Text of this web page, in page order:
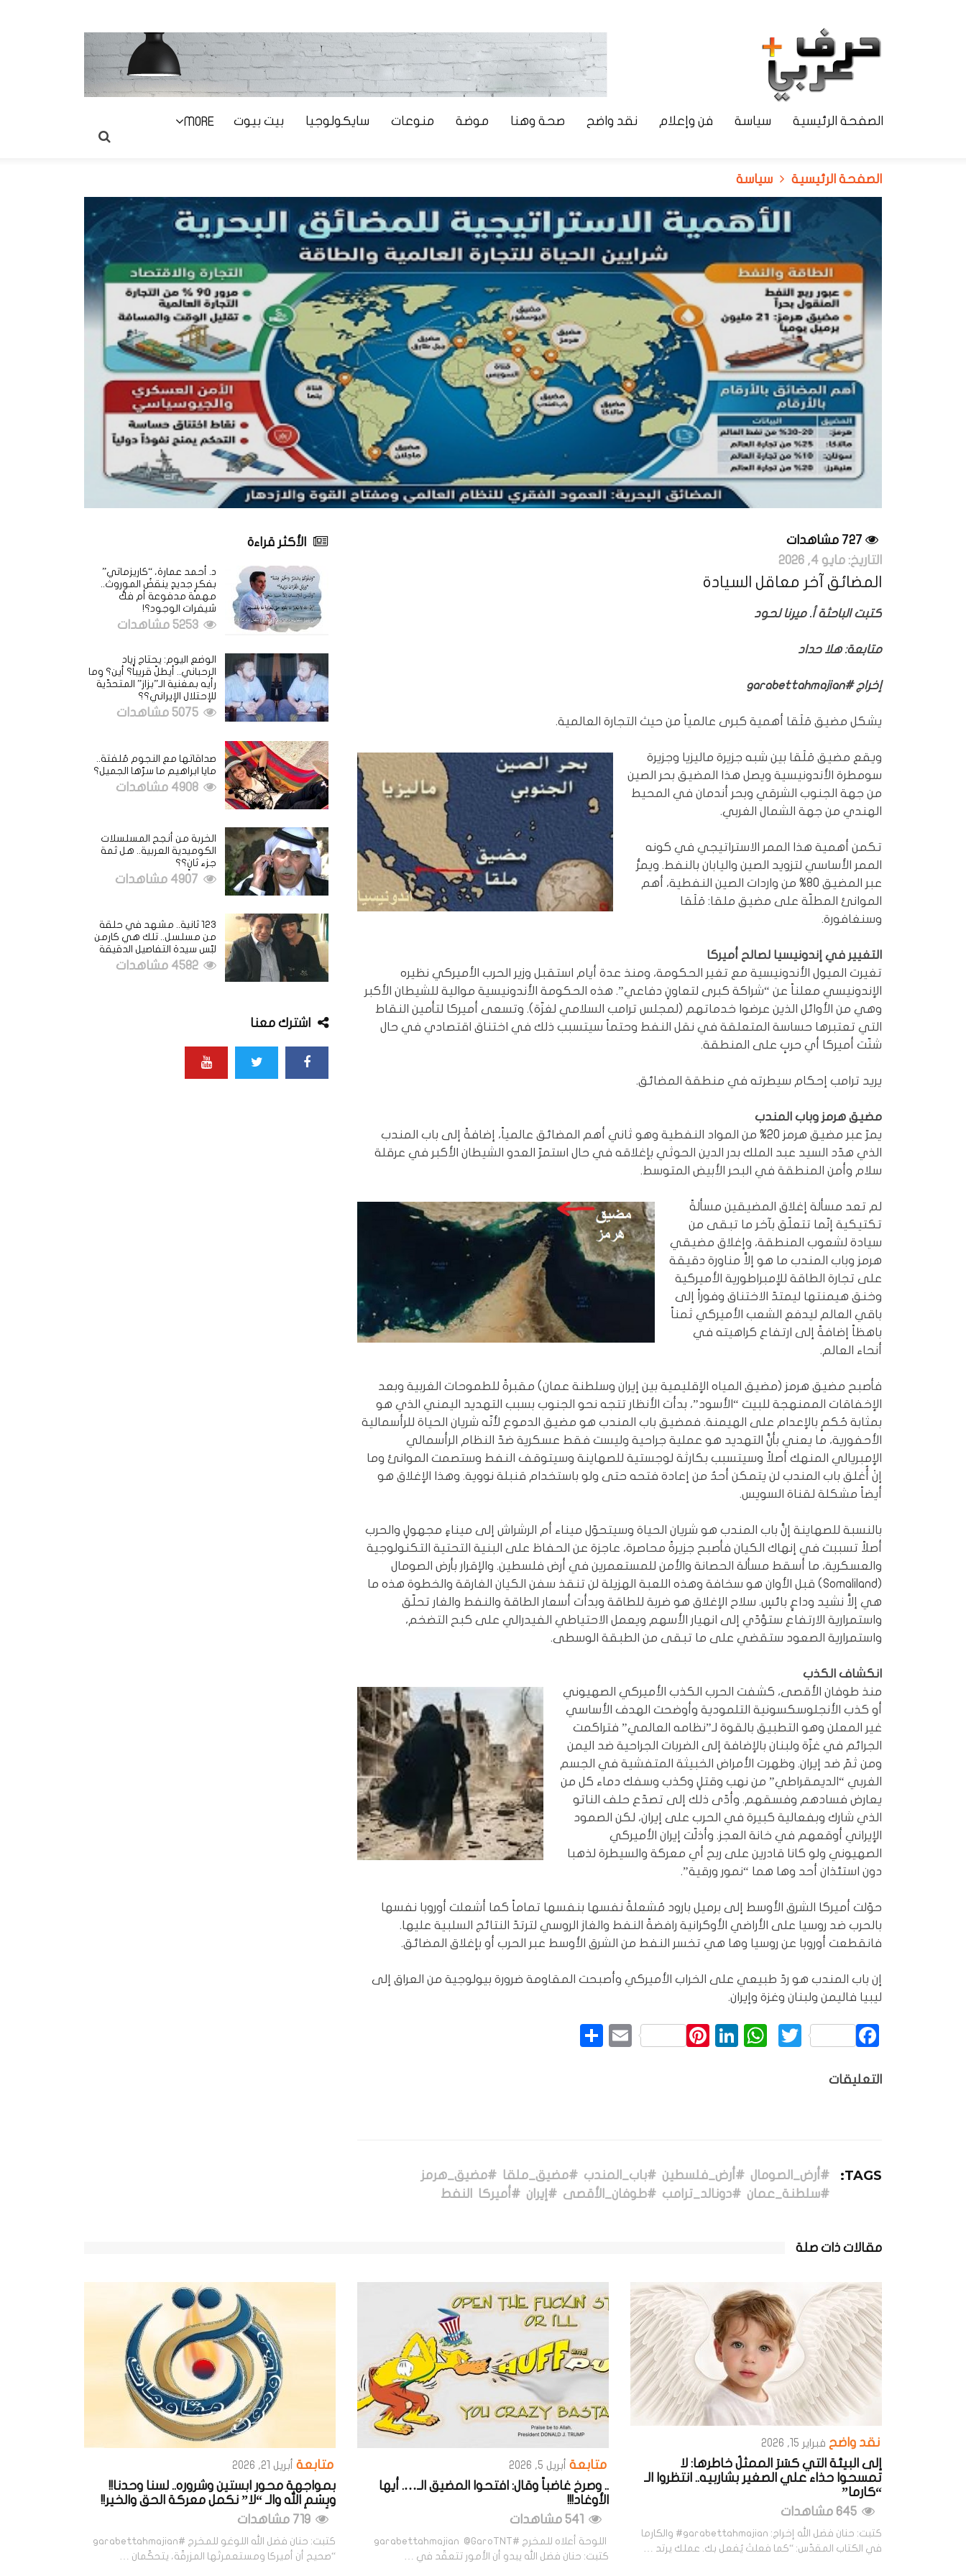
الصفحة الرئيسية سياسة فن وإعلام نقد واضح صحة وهنا موضة منوعات سايكولوجيا بيت بيوت MORE
الصفحة الرئيسية سياسة
التاريخ: مايو 4, 2026
المضائق آخر معاقل السيادة
كتبت الباحثة أ. ميرنا لحود
متابعة: هلا حداد
إخراج #garabettahmajian
يشكل مضيق مَلَقا أهمية كبرى عالمياً من حيث التجارة العالمية.
ويقع مضيق مَلَقا بين شبه جزيرة ماليزيا وجزيرة
سومطرة الأندونيسية ويصل هذا المضيق بحر الصين
من جهة الجنوب الشرقي وبحر أندمان في المحيط
الهندي من جهة الشمال الغربي.
تكمن أهمية هذا الممر الاستراتيجي في كونه
الممر الأساسي لتزويد الصين واليابان بالنفط. ويمرُّ
عبر المضيق 80% من واردات الصين النفطية، أهم
الموانئ المطلّة على مضيق ملقا: مَلَقا
وسنغافورة.
التغيير في إندونيسيا لصالح أميركا
تغيرت الميول الأندونيسية مع تغير الحكومة، ومنذ عدة أيام استقبل وزير الحرب الأميركي نظيره
الإندونيسي معلناً عن “شراكة كبرى لتعاونٍ دفاعي”. هذه الحكومة الأندونيسية موالية للشيطان الأكبر
وهي من الأوائل الذين عرضوا خدماتهم (لمجلس ترامب السلامي لغزّة). وتسعى أميركا لتأمين النقاط
التي تعتبرها حساسة المتعلقة في نقل النفط وحتماً سيتسبب ذلك في اختناق اقتصادي في حال
شنّت أميركا أي حربٍ على المنطقة.
يريد ترامب إحكام سيطرته في منطقة المضائق.
مضيق هرمز وباب المندب
يمرّ عبر مضيق هرمز 20% من المواد النفطية وهو ثاني أهم المضائق عالمياً، إضافةً إلى باب المندب
الذي هدّد السيد عبد الملك بدر الدين الحوثي بإغلاقه في حال استمرّ العدو الشيطان الأكبر في عرقلة
سلام وأمن المنطقة في البحر الأبيض المتوسط.
لم تعد مسألة إغلاق المضيقين مسألةً
تكتيكية إنّما تتعلّق بآخر ما تبقى من
سيادة لشعوب المنطقة، وإغلاق مضيقي
هرمز وباب المندب ما هو إلاَّ مناورة دقيقة
على تجارة الطاقة للإمبراطورية الأميركية
وخنق هيمنتها ليمتدّ الاختناق وفوراً إلى
باقي العالم ليدفع الشعب الأميركي ثمناً
باهظاً إضافةً إلى ارتفاع كراهيته في
أنحاء العالم.
فأصبح مضيق هرمز (مضيق المياه الإقليمية بين إيران وسلطنة عمان) مقبرةً للطموحات الغربية وبعد
الإخفاقات الممنهجة للبيت “الأسود”، بدأت الأنظار تتجه نحو الجنوب بسبب التهديد اليمني الذي هو
بمثابة حُكمٍ بالإعدام على الهيمنة. فمضيق باب المندب هو مضيق الدموع لأنّه شريان الحياة للرأسمالية
الأحفورية، ما يعني بأنَّ التهديد هو عملية جراحية وليست فقط عسكرية ضدّ النظام الرأسمالي
الإمبريالي المنهك أصلاً وسيتسبب بكارثة لوجستية للصهاينة وسيتوقف النفط وستصمت الموانئ وما
إنْ أُغلق باب المندب لن يتمكن أحدٌ من إعادة فتحه حتى ولو باستخدام قنبلة نووية. وهذا الإغلاق هو
أيضاً مشكلة لقناة السويس.
بالنسبة للصهاينة إنَّ باب المندب هو شريان الحياة وسيتحوّل ميناء أم الرشراش إلى ميناءٍ مجهولٍ والحرب
أصلاً تسببت في إنهاك الكيان فأصبح جزيرةً محاصرة، عاجزة عن الحفاظ على البنية التحتية التكنولوجية
والعسكرية، ما أسقط مسألة الحصانة والأمن للمستعمرين في أرض فلسطين. والإقرار بأرض الصومال
(Somaliland) قبل الأوان هو سخافة وهذه اللعبة الهزيلة لن تنقذ سفن الكيان الغارقة والخطوة هذه ما
هي إلاَّ نشيد وداعٍ بائسٍ. سلاح الإغلاق هو ضربة للطاقة وبدأت أسعار الطاقة والنفط والغار تحلّق
واستمرارية الارتفاع ستؤدّي إلى انهيار الأسهم ويعمل الاحتياطي الفيدرالي على كبح التضخم،
واستمرارية الصعود ستقضي على ما تبقى من الطبقة الوسطى.
انكشاف الكذب
منذ طوفان الأقصى، كشفت الحرب الكذب الأميركي الصهيوني
أو كذب الأنجلوسكسونية التلمودية وأوضحت الهدف الأساسي
غير المعلن وهو التطبيق بالقوة لـ”نظامه العالمي” فتراكمت
الجرائم في غزّة ولبنان بالإضافة إلى الضربات الجراحية ضد اليمن
ومن ثمّ ضد إيران. وظهرت الأمراض الخبيثة المتفشية في الجسم
الغربي “الديمقراطي” من نهب وقتلٍ وكذب وسفك دماء كل من
يعارض فسادهم وفسقهم. وأدّى ذلك إلى تصدّع حلف الناتو
الذي شارك وبفعالية كبيرة في الحرب على إيران، لكن الصمود
الإيراني أوقعهم في خانة العجز. وأذلّت إيران الأميركي
الصهيوني ولو كانا قادرين على ربح أي معركة والسيطرة لذهبا
دون استئذان أحد وها هما “نمور ورقية”.
حوّلت أميركا الشرق الأوسط إلى برميل بارود مُشعلةً نفسها بنفسها تماماً كما أشعلت أوروبا نفسها
بالحرب ضد روسيا على الأراضي الأوكرانية رافضةً النفط والغاز الروسي لترتدّ النتائج السلبية عليها.
فانقطعت أوروبا عن روسيا وها هي تخسر النفط من الشرق الأوسط عبر الحرب أو بإغلاق المضائق.
إن باب المندب هو ردّ طبيعي على الخراب الأميركي وأصبحت المقاومة ضرورة بيولوجية من العراق إلى
ليبيا فاليمن ولبنان وغزة وإيران.
Facebook
Twitter
WhatsApp
LinkedIn
Pinterest
Email
التعليقات
TAGS: #أرض_الصومال #أرض_فلسطين #باب_المندب #مضيق_ملقا #مضيق_هرمز
#سلطنة_عمان #دونالد_ترامب #طوفان_الأقصى #إيران #أميركا النفط
الأكثر قراءة
د. أحمد عمارة، “كاريزماتي”
بفكرٍ جديدٍ ينقضُ الموروث..
مهمة مدفوعة أم فكُّ
شيفرات الوجود؟!
الوضع اليوم: يحتاج زياد
الرحباني.. أيطلّ قريباً؟ أين؟ وما
رأيه بمغنية الـ”بزاز” المتحدّية
للإحتلال الإيراني؟؟
صداقاتها مع النجوم مُلفتة..
مايا ابراهيم ما سرّها الجميل؟
الخربة من أنجح المسلسلات
الكوميدية العربية.. هل ثمة
جزء ثانٍ؟؟
123 ثانية.. مشهد في حلقة
من مسلسل.. تلك هي كارمن
لبّس سيدة التفاصيل الدقيقة
اشترك معنا
مقالات ذات صلة
متابعة أبريل 21, 2026
بمواجهة محور ابستين وشروره.. لسنا وحدنا!!
وبِسْمِ الله والـ “لا” نكمل معركة الحق والخير!!
كتبت: حنان فضل الله اللوغو للمخرج #garabettahmajian
“صحيح أن أميركا ومستعمرتَها المزرقّة، يتحكّمان …
متابعة أبريل 5, 2026
.. وصرخ غاضباً وقال: افتحوا المضيق الـ…. أيها
الأوغاد!!!
اللوحة أعلاه للمخرج #garabettahmajian @GaroTNT
كتبت: حنان فضل الله يبدو أن الأمور تتعقّد في …
نقد واضح فبراير 15, 2026
إلى البيئة التي كسَرَ الممثلُ خاطرها: لا
تمسحوا حذاء علي الصغير بشاربيه.. انتظروا الـ
“كارما”
كتبت: حنان فضل الله إخراج: garabettahmajian# والكارما
في الكتاب المقدّس: “كما فعلتَ يُفعل بك. عملك يرتد …